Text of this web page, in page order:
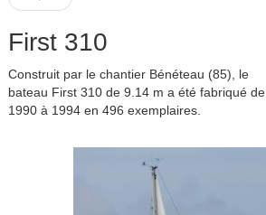
First 310
Construit par le chantier Bénéteau (85), le
bateau First 310 de 9.14 m a été fabriqué de
1990 à 1994 en 496 exemplaires.